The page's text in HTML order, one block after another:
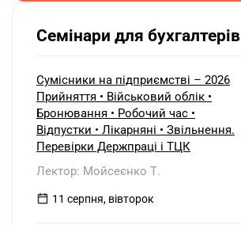
Семінари для бухгалтерів
Сумісники на підприємстві – 2026
Прийняття • Військовий облік •
Бронювання • Робочий час •
Відпустки • Лікарняні • Звільнення.
Перевірки Держпраці і ТЦК
Лектор: Мойсеєнко Т.
11 серпня, вівторок